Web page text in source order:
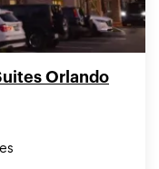
Orlando